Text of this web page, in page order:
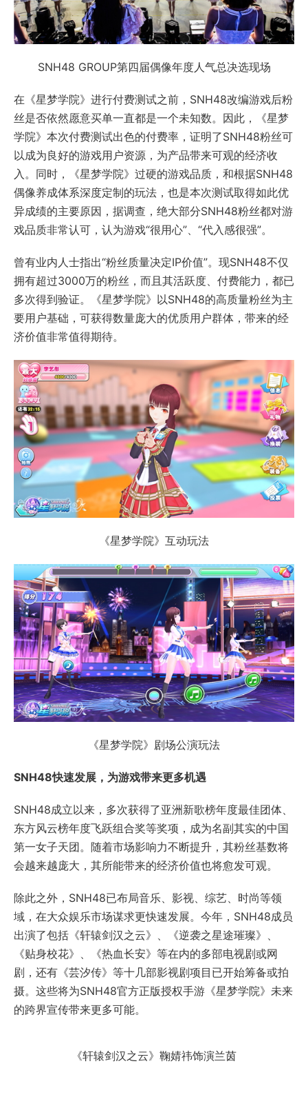
SNH48 GROUP第四届偶像年度人气总决选现场
在《星梦学院》进行付费测试之前，SNH48改编游戏后粉
丝是否依然愿意买单一直都是一个未知数。因此，《星梦
学院》本次付费测试出色的付费率，证明了SNH48粉丝可
以成为良好的游戏用户资源，为产品带来可观的经济收
入。同时，《星梦学院》过硬的游戏品质，和根据SNH48
偶像养成体系深度定制的玩法，也是本次测试取得如此优
异成绩的主要原因，据调查，绝大部分SNH48粉丝都对游
戏品质非常认可，认为游戏“很用心”、“代入感很强”。
曾有业内人士指出“粉丝质量决定IP价值”。现SNH48不仅
拥有超过3000万的粉丝，而且其活跃度、付费能力，都已
多次得到验证。《星梦学院》以SNH48的高质量粉丝为主
要用户基础，可获得数量庞大的优质用户群体，带来的经
济价值非常值得期待。
《星梦学院》互动玩法
《星梦学院》剧场公演玩法
SNH48快速发展，为游戏带来更多机遇
SNH48成立以来，多次获得了亚洲新歌榜年度最佳团体、
东方风云榜年度飞跃组合奖等奖项，成为名副其实的中国
第一女子天团。随着市场影响力不断提升，其粉丝基数将
会越来越庞大，其所能带来的经济价值也将愈发可观。
除此之外，SNH48已布局音乐、影视、综艺、时尚等领
域，在大众娱乐市场谋求更快速发展。今年，SNH48成员
出演了包括《轩辕剑汉之云》、《逆袭之星途璀璨》、
《贴身校花》、《热血长安》等在内的多部电视剧或网
剧，还有《芸汐传》等十几部影视剧项目已开始筹备或拍
摄。这些将为SNH48官方正版授权手游《星梦学院》未来
的跨界宣传带来更多可能。
《轩辕剑汉之云》鞠婧祎饰演兰茵